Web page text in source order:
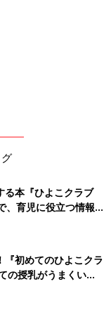
る本『ひよこクラブ
育児に役立つ情報が
『初めてのひよこクラ
の授乳がうまくい
のトラブル 解決テ